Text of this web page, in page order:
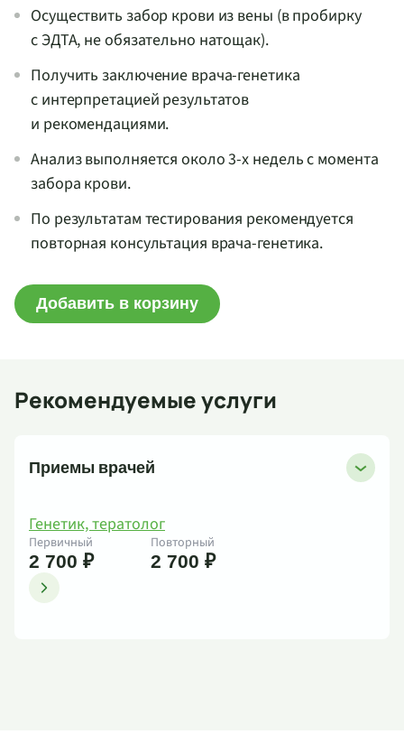
Осуществить забор крови из вены (в пробирку
с ЭДТА, не обязательно натощак).
Получить заключение врача-генетика
с интерпретацией результатов
и рекомендациями.
Анализ выполняется около 3-х недель с момента
забора крови.
По результатам тестирования рекомендуется
повторная консультация врача-генетика.
Добавить в корзину
Рекомендуемые услуги
Приемы врачей
Генетик, тератолог
Первичный
2 700 ₽
Повторный
2 700 ₽